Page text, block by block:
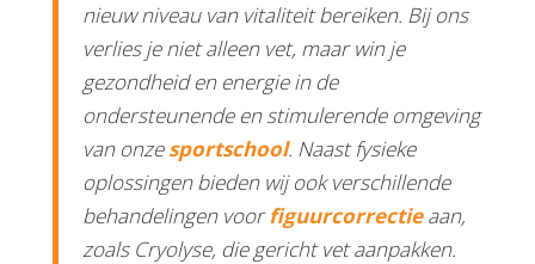
nieuw niveau van vitaliteit bereiken. Bij ons
verlies je niet alleen vet, maar win je
gezondheid en energie in de
ondersteunende en stimulerende omgeving
van onzesportschool. Naast fysieke
oplossingen bieden wij ook verschillende
behandelingen voorfiguurcorrectieaan,
zoals Cryolyse, die gericht vet aanpakken.